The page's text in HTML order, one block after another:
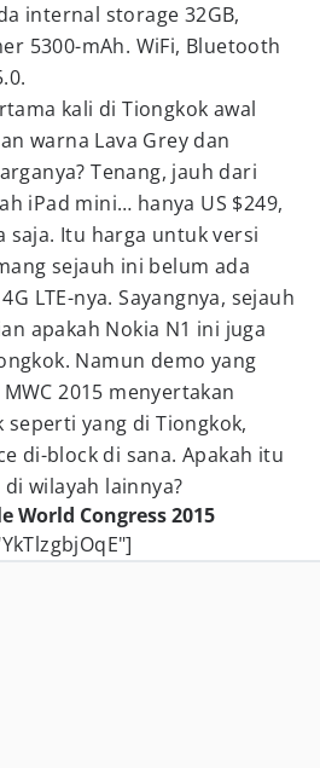
internal storage 32GB,
5300-mAh. WiFi, Bluetooth
kali di Tiongkok awal
warna Lava Grey dan
Tenang, jauh dari
iPad mini… hanya US $249,
saja. Itu harga untuk versi
sejauh ini belum ada
LTE-nya. Sayangnya, sejauh
apakah Nokia N1 ini juga
Namun demo yang
2015 menyertakan
seperti yang di Tiongkok,
di-block di sana. Apakah itu
wilayah lainnya?
World Congress 2015